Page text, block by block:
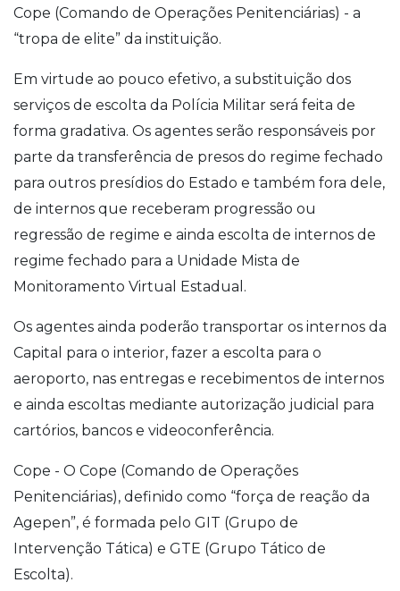
Cope (Comando de Operações Penitenciárias) - a
“tropa de elite” da instituição.
Em virtude ao pouco efetivo, a substituição dos
serviços de escolta da Polícia Militar será feita de
forma gradativa. Os agentes serão responsáveis por
parte da transferência de presos do regime fechado
para outros presídios do Estado e também fora dele,
de internos que receberam progressão ou
regressão de regime e ainda escolta de internos de
regime fechado para a Unidade Mista de
Monitoramento Virtual Estadual.
Os agentes ainda poderão transportar os internos da
Capital para o interior, fazer a escolta para o
aeroporto, nas entregas e recebimentos de internos
e ainda escoltas mediante autorização judicial para
cartórios, bancos e videoconferência.
Cope - O Cope (Comando de Operações
Penitenciárias), definido como “força de reação da
Agepen”, é formada pelo GIT (Grupo de
Intervenção Tática) e GTE (Grupo Tático de
Escolta).